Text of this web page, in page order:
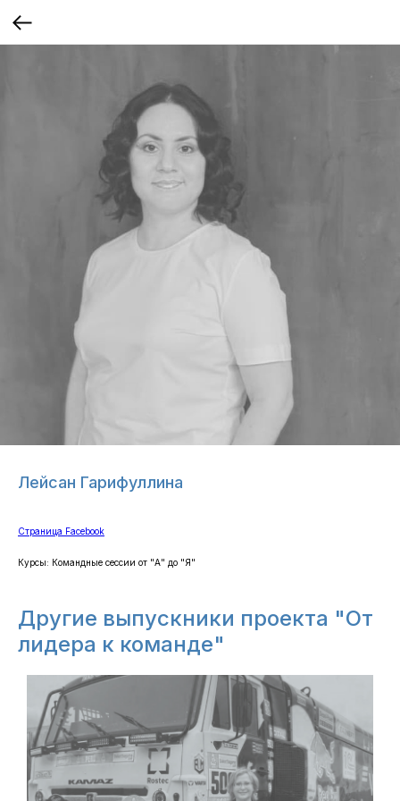
Лейсан Гарифуллина
Страница Facebook
Курсы: ​Командные сессии от "А" до "Я"
Другие выпускники проекта "От
лидера к команде"